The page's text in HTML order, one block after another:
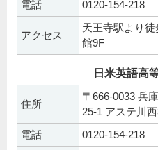
電話 0120-154-218
アクセス
天王寺駅より
館9F
日米英語高
住所
〒666-0033 兵
25-1 アステ川
電話 0120-154-218